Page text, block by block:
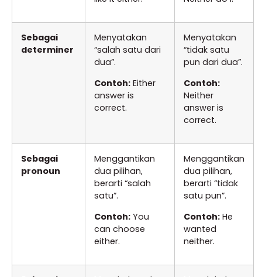
Sebagai
determiner
Menyatakan
“salah satu dari
dua”.
Contoh: Either
answer is
correct.
Menyatakan
“tidak satu
pun dari dua”.
Contoh:
Neither
answer is
correct.
Sebagai
pronoun
Menggantikan
dua pilihan,
berarti “salah
satu”.
Contoh: You
can choose
either.
Menggantikan
dua pilihan,
berarti “tidak
satu pun”.
Contoh: He
wanted
neither.